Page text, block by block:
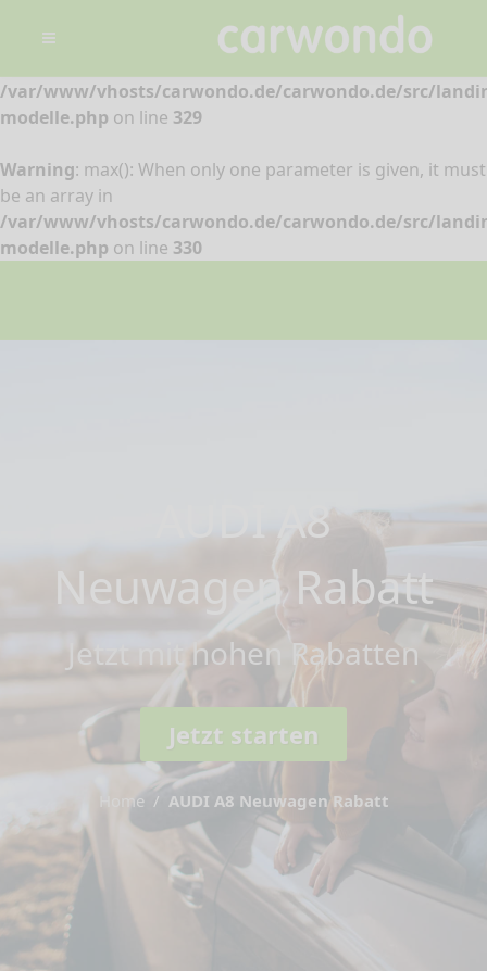
Warning
: min(): When only one parameter is given, it must
/var/www/vhosts/carwondo.de/carwondo.de/src/
modelle.php on line 329
Warning: max(): When only one parameter is given, it must
be an array in
/var/www/vhosts/carwondo.de/carwondo.de/src/
modelle.php on line 330
AUDI A8
Neuwagen Rabatt
Jetzt mit hohen Rabatten
Jetzt starten
Home AUDI A8 Neuwagen Rabatt